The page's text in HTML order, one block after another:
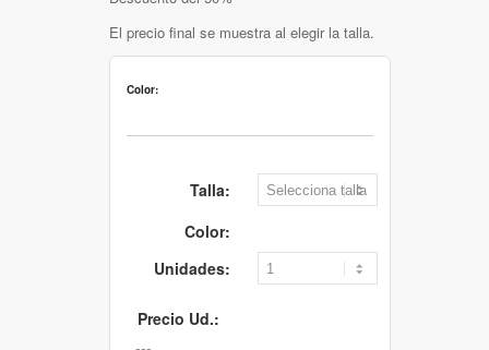
El precio final se muestra al elegir la talla.
Color:
Talla:
Color:
Unidades:
Precio Ud.: